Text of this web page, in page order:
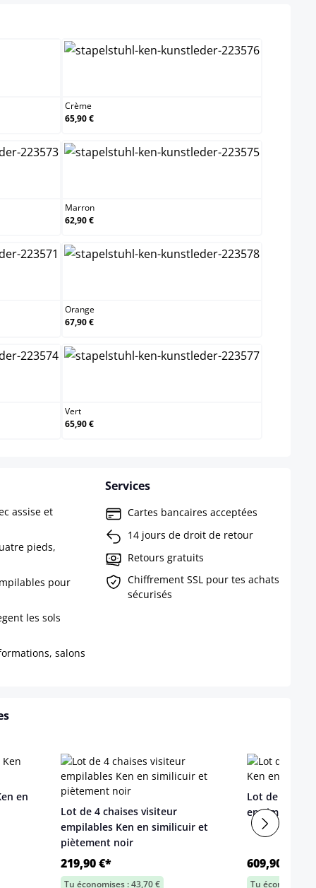
Crème
65,90 €
Marron
62,90 €
Orange
67,90 €
Vert
65,90 €
assise et
pieds,
pour
les sols
salons
Services
Cartes bancaires acceptées
14 jours de droit de retour
Retours gratuits
Chiffrement SSL pour tes achats
sécurisés
en
Lot de 4 chaises visiteur
empilables Ken en similicuir et
piètement noir
219,90 €*
Tu économises : 43,70 €
Lot de 12
en similicuir
609,90 €*
Tu économises